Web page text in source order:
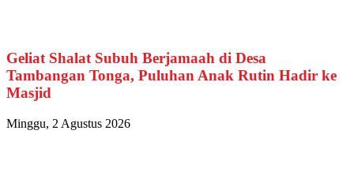
Geliat Shalat Subuh Berjamaah di Desa
Tambangan Tonga, Puluhan Anak Rutin Hadir ke
Masjid
Minggu, 2 Agustus 2026